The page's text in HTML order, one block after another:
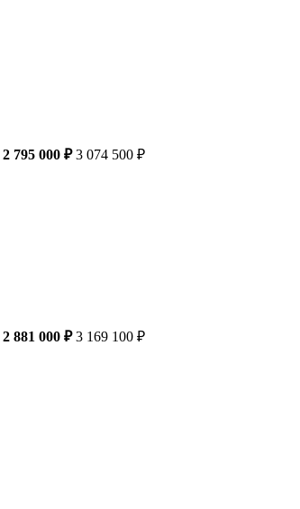
2 795 000 ₽ 3 074 500 ₽
2 881 000 ₽ 3 169 100 ₽